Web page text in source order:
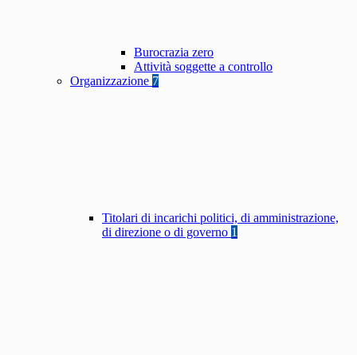
Burocrazia zero
Attività soggette a controllo
Organizzazione 7
Titolari di incarichi politici, di amministrazione,
di direzione o di governo 1